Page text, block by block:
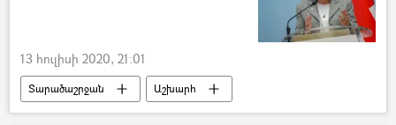
13 հուլիսի 2020, 21:01
Տարածաշրջան
Աշխարհ
Սալոմե Զուրաբիշվիլի